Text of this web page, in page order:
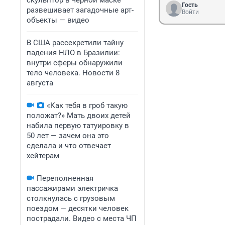
развешивает загадочные арт-
объекты — видео
В США рассекретили тайну
падения НЛО в Бразилии:
внутри сферы обнаружили
тело человека. Новости 8
августа
«Как тебя в гроб такую
положат?» Мать двоих детей
набила первую татуировку в
50 лет — зачем она это
сделала и что отвечает
хейтерам
Переполненная
пассажирами электричка
столкнулась с грузовым
поездом — десятки человек
пострадали. Видео с места ЧП
Гость
Войти